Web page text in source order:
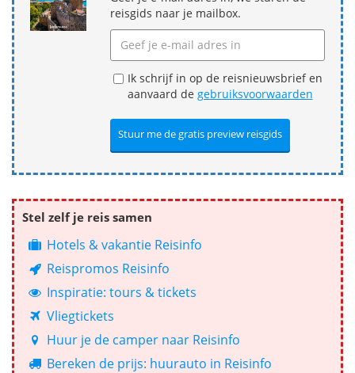
reisgids naar je mailbox.
Ik schrijf in op de reisnieuwsbrief en
aanvaard de gebruiksvoorwaarden
Stel zelf je reis samen
Hotels & vakantie Reisinfo
Reispromos Reisinfo
Inspiratie: tours & tickets
Vliegtickets
Huur je de camper naar Reisinfo
Bereken de prijs: huurauto in Reisinfo